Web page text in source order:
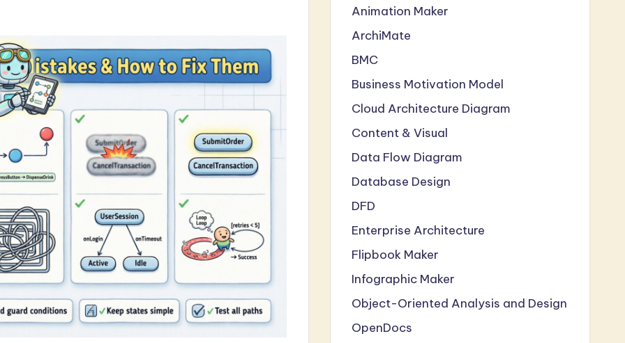
Animation Maker
ArchiMate
BMC
Business Motivation Model
Cloud Architecture Diagram
Content & Visual
Data Flow Diagram
Database Design
DFD
Enterprise Architecture
Flipbook Maker
Infographic Maker
Object-Oriented Analysis and Design
OpenDocs